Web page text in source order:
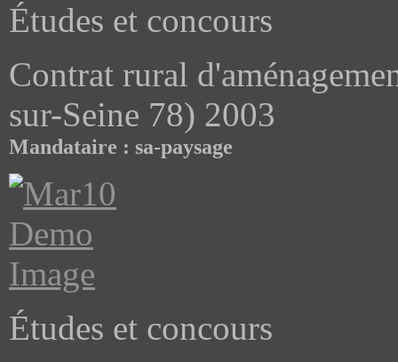
Études et concours
Contrat rural
sur-Seine 78) 2003
Mandataire : sa-paysage
Études et concours